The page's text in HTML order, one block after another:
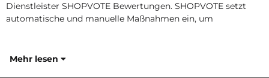
Dienstleister SHOPVOTE Bewertungen. SHOPVOTE setzt
automatische und manuelle Maßnahmen ein, um
Mehr lesen